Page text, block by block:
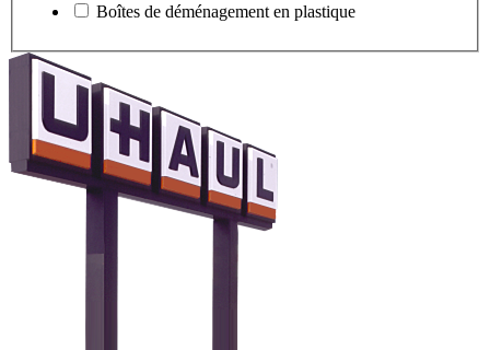
Boîtes de déménagement en plastique